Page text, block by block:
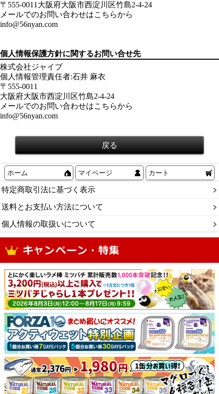
〒555-0011大阪府大阪市西淀川区竹島2-4-24
メールでのお問い合わせはこちらから
info@56nyan.com
個人情報保護方針に関するお問い合せ先
株式会社ジャイブ
個人情報管理責任者:石井 麻衣
〒555-0011
大阪府大阪市西淀川区竹島2-4-24
メールでのお問い合わせはこちらから
info@56nyan.com
ホーム マイページ カート
特定商取引法に基づく表示
送料とお支払い方法について
個人情報の取扱いについて